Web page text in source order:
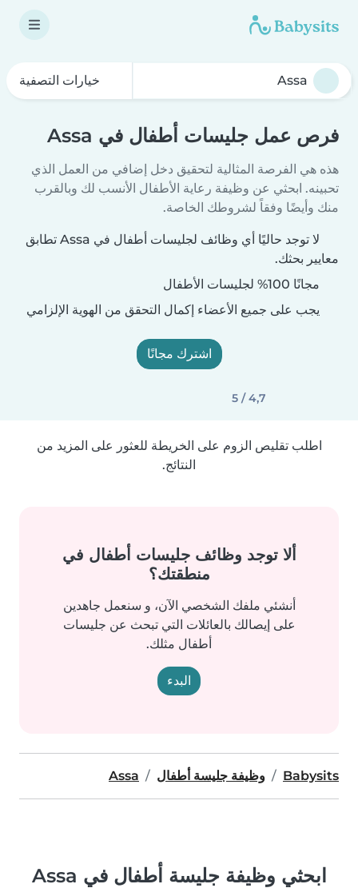
خيارات التصفية
فرص عمل جليسات أطفال في Assa
هذه هي الفرصة المثالية لتحقيق دخل إضافي من العمل الذي
تحبينه. ابحثي عن وظيفة رعاية الأطفال الأنسب لك وبالقرب
منك وأيضًا وفقاً لشروطك الخاصة.
لا توجد حاليًا أي وظائف لجليسات أطفال في Assa تطابق
معايير بحثك.
مجانًا 100% لجليسات الأطفال
يجب على جميع الأعضاء إكمال التحقق من الهوية الإلزامي
اشترك مجانًا
4,7 / 5
اطلب تقليص الزوم على الخريطة للعثور على المزيد من
النتائج.
ألا توجد وظائف جليسات أطفال في
منطقتك؟
أنشئي ملفك الشخصي الآن، و سنعمل جاهدين
على إيصالك بالعائلات التي تبحث عن جليسات
أطفال مثلك.
البدء
Babysits وظيفة جليسة أطفال Assa
ابحثي وظيفة جليسة أطفال في Assa